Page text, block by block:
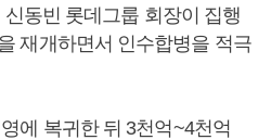
동빈 롯데그룹 회장이 집행
재개하면서 인수합병을 적극
에 복귀한 뒤 3천억~4천억